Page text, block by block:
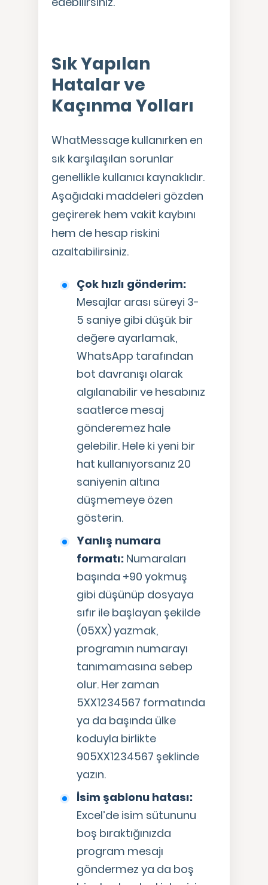
Sık Yapılan
Hatalar ve
Kaçınma Yolları
WhatMessage kullanırken en
sık karşılaşılan sorunlar
genellikle kullanıcı kaynaklıdır.
Aşağıdaki maddeleri gözden
geçirerek hem vakit kaybını
hem de hesap riskini
azaltabilirsiniz.
Çok hızlı gönderim:
Mesajlar arası süreyi 3-
5 saniye gibi düşük bir
değere ayarlamak,
WhatsApp tarafından
bot davranışı olarak
algılanabilir ve hesabınız
saatlerce mesaj
gönderemez hale
gelebilir. Hele ki yeni bir
hat kullanıyorsanız 20
saniyenin altına
düşmemeye özen
gösterin.
Yanlış numara
formatı: Numaraları
başında +90 yokmuş
gibi düşünüp dosyaya
sıfır ile başlayan şekilde
(05XX) yazmak,
programın numarayı
tanımamasına sebep
olur. Her zaman
5XX1234567 formatında
ya da başında ülke
koduyla birlikte
905XX1234567 şeklinde
yazın.
İsim şablonu hatası:
Excel’de isim sütununu
boş bıraktığınızda
program mesajı
göndermez ya da boş